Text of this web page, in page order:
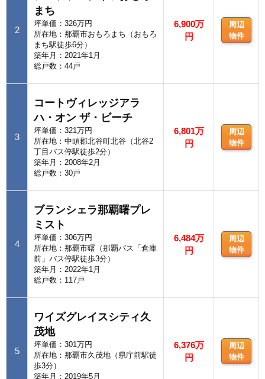
2
まち
坪単価：326万円
所在地：那覇市おもろまち（おもろ
まち駅徒歩6分）
築年月：2021年1月
総戸数：44戸
6,900万
円
周辺
物件
3
コートヴィレッジアラ
ハ・オン ザ・ビーチ
坪単価：321万円
所在地：中頭郡北谷町北谷（北谷2
丁目バス停駅徒歩2分）
築年月：2008年2月
総戸数：30戸
6,801万
円
周辺
物件
4
ブランシェラ那覇曙プレ
ミスト
坪単価：306万円
所在地：那覇市曙（那覇バス「倉庫
前」バス停駅徒歩3分）
築年月：2022年1月
総戸数：117戸
6,484万
円
周辺
物件
5
ワイズグレイスシティ久
茂地
坪単価：301万円
所在地：那覇市久茂地（県庁前駅徒
歩3分）
築年月：2019年5月
6,376万
円
周辺
物件